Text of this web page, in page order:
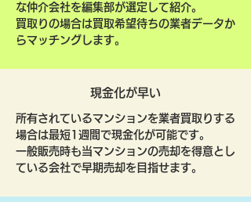
な仲介会社を編集部が選定して紹介。
買取りの場合は買取希望待ちの業者データか
らマッチングします。
現金化が早い
所有されているマンションを業者買取りする
場合は最短1週間で現金化が可能です。
一般販売時も当マンションの売却を得意とし
ている会社で早期売却を目指せます。